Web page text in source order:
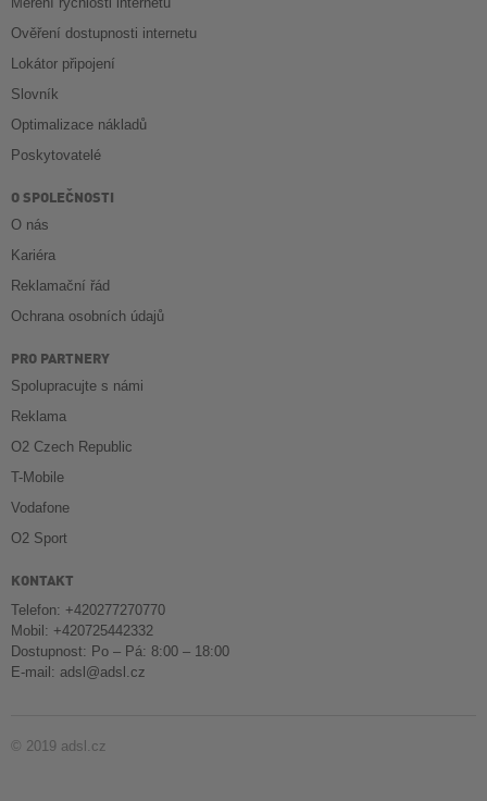
Ověření dostupnosti internetu
Lokátor připojení
Slovník
Optimalizace nákladů
Poskytovatelé
O SPOLEČNOSTI
O nás
Kariéra
Reklamační řád
Ochrana osobních údajů
PRO PARTNERY
Spolupracujte s námi
Reklama
O2 Czech Republic
T-Mobile
Vodafone
O2 Sport
KONTAKT
Telefon: +420277270770
Mobil: +420725442332
Dostupnost: Po – Pá: 8:00 – 18:00
E-mail: adsl@adsl.cz
© 2019 adsl.cz